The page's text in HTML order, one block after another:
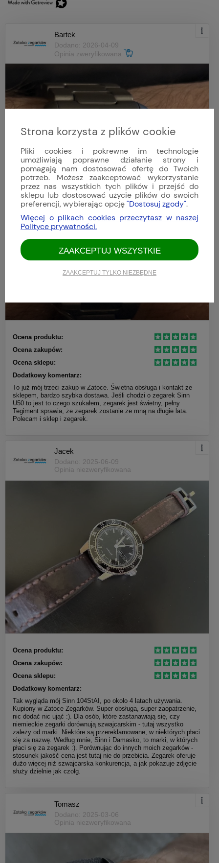
Bartek
Dodano: 2026-04-09
Opinia zweryfikowana
Ocena produktu:
Ocena zakupów:
Ocena sklepu:
Dodatkowy komentarz:
To już mój trzeci zakup w Zatoce. Świetna obsługa i kontakt ze
sklepem, bardzo szybka dostawa. Jeśli chodzi o zegarek Sinn
U50 to jest to czego szukałem, zegarek jest świetny, pełny
Tegiment sprawia, że zegarek zostanie ze mną na długie lata.
Polecam i sklep i zegarek.
Jacek
Dodano: 2025-06-09
Opinia niezweryfikowana
Ocena produktu:
Ocena zakupów:
Ocena sklepu:
Dodatkowy komentarz:
Tak wygląda mój Sinn 104StAI, po około 4 latach używania.
Kupiony w Zatoce Zegarków. Super obsługa, super zaopatrzenie,
nic dodać nic ująć :). Dla osób, które zastanawiają się, czy
niemieckie zegarki dorównują szwajcarskim - tutaj wszystko
zależy od marki. Niektóre są przereklamowane, w niektórych płaci
się za nazwę. Według mnie, Sinn i Damasko, to marki, w których
płaci się za zegarek :). Porównując do innych moich zegarków -
stosunek jakość cena jest tutaj nie do przebicia. Zegarek oferuje
dużo więcej niż szwajcarska konkurencja, a jak pokazuje zdjęcie
służy dzielnie jak czołg.
Tomasz
Dodano: 2025-03-06
Opinia niezweryfikowana
Strona korzysta z plików cookie
Pliki cookies i pokrewne im technologie
umożliwiają poprawne działanie strony i
pomagają nam dostosować ofertę do Twoich
potrzeb. Możesz zaakceptować wykorzystanie
przez nas wszystkich tych plików i przejść do
sklepu lub dostosować użycie plików do swoich
preferencji, wybierając opcję"Dostosuj zgody".
Więcej o plikach cookies przeczytasz w naszej
Polityce prywatności.
ZAAKCEPTUJ TYLKO NIEZBĘDNE
ZAAKCEPTUJ WSZYSTKIE